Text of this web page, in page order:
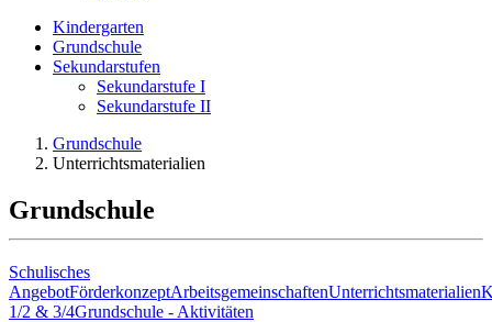
Kindergarten
Grundschule
Sekundarstufen
Sekundarstufe I
Sekundarstufe II
Grundschule
Unterrichtsmaterialien
Grundschule
Schulisches
AngebotFörderkonzeptArbeitsgemeinschaftenUnterrichtsmaterialien
1/2 & 3/4Grundschule - Aktivitäten